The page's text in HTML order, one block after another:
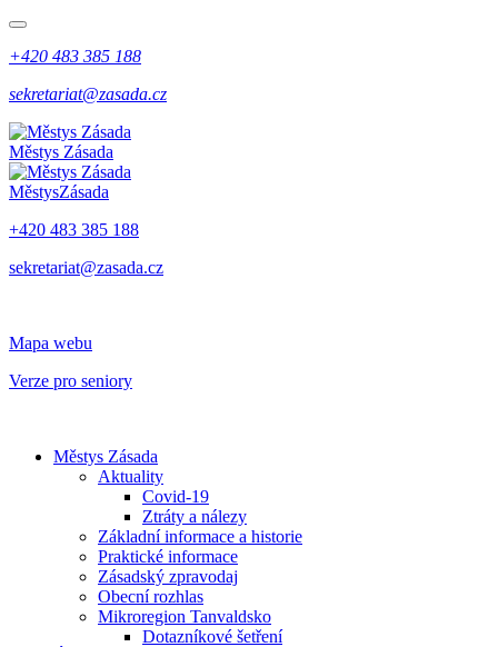
+420 483 385 188
sekretariat@zasada.cz
Městys Zásada
MěstysZásada
+420 483 385 188
sekretariat@zasada.cz
Mapa webu
Verze pro seniory
Městys Zásada
Aktuality
Covid-19
Ztráty a nálezy
Základní informace a historie
Praktické informace
Zásadský zpravodaj
Obecní rozhlas
Mikroregion Tanvaldsko
Dotazníkové šetření